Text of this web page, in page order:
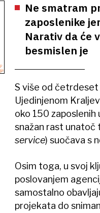
Ne smatram
zaposlenike
Narativ da će
besmislen je
S više od četrdeset
Ujedinjenom
oko 150
snažan rast unatoč
service) ​suočava s
Osim toga, u svoj
poslovanjem
samostalno
projekata do